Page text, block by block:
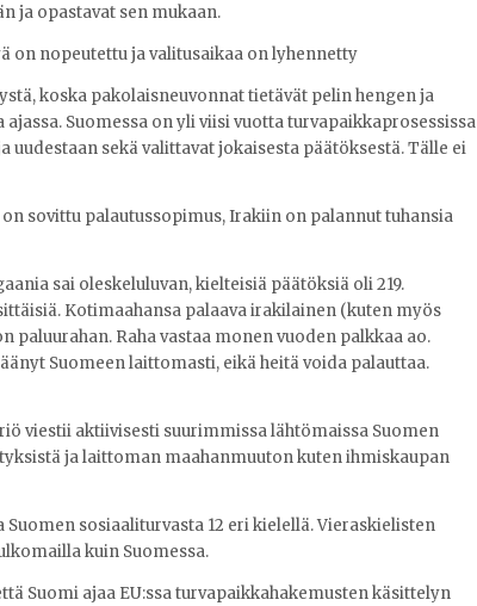
ja opastavat sen mukaan.
on nopeutettu ja valitusaikaa on lyhennetty
koska pakolaisneuvonnat tietävät pelin hengen ja
Suomessa on yli viisi vuotta turvapaikkaprosessissa
uudestaan sekä valittavat jokaisesta päätöksestä. Tälle ei
sovittu palautussopimus, Irakiin on palannut tuhansia
sai oleskeluluvan, kielteisiä päätöksiä oli 219.
Kotimaahansa palaava irakilainen (kuten myös
paluurahan. Raha vastaa monen vuoden palkkaa ao.
Suomeen laittomasti, eikä heitä voida palauttaa.
viestii aktiivisesti suurimmissa lähtömaissa Suomen
ja laittoman maahanmuuton kuten ihmiskaupan
Suomen sosiaaliturvasta 12 eri kielellä. Vieraskielisten
kuin Suomessa.
Suomi ajaa EU:ssa turvapaikkahakemusten käsittelyn